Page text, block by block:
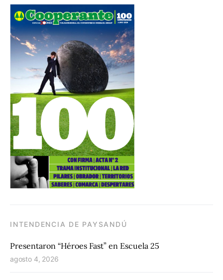
INTENDENCIA DE PAYSANDÚ
Presentaron “Héroes Fast” en Escuela 25
agosto 4, 2026